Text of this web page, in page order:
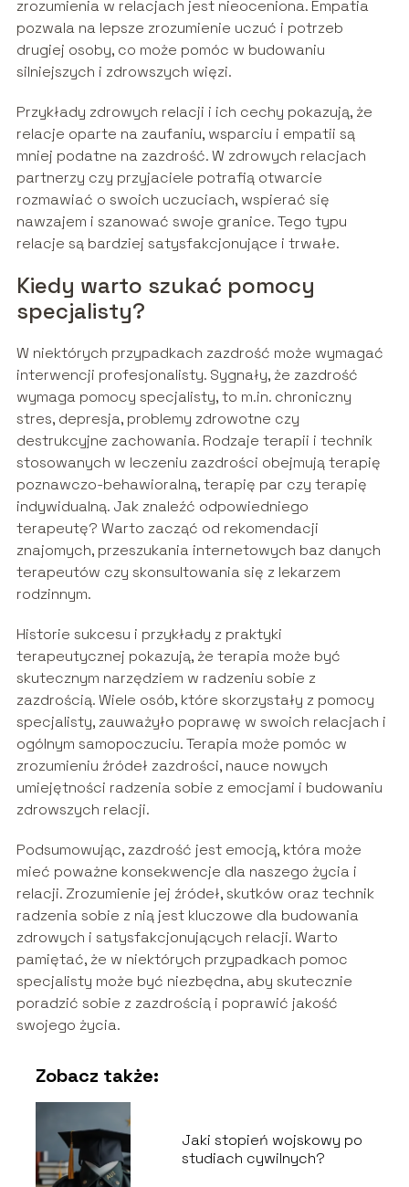
zrozumienia w relacjach jest nieoceniona. Empatia
pozwala na lepsze zrozumienie uczuć i potrzeb
drugiej osoby, co może pomóc w budowaniu
silniejszych i zdrowszych więzi.
Przykłady zdrowych relacji i ich cechy pokazują, że
relacje oparte na zaufaniu, wsparciu i empatii są
mniej podatne na zazdrość. W zdrowych relacjach
partnerzy czy przyjaciele potrafią otwarcie
rozmawiać o swoich uczuciach, wspierać się
nawzajem i szanować swoje granice. Tego typu
relacje są bardziej satysfakcjonujące i trwałe.
Kiedy warto szukać pomocy
specjalisty?
W niektórych przypadkach zazdrość może wymagać
interwencji profesjonalisty. Sygnały, że zazdrość
wymaga pomocy specjalisty, to m.in. chroniczny
stres, depresja, problemy zdrowotne czy
destrukcyjne zachowania. Rodzaje terapii i technik
stosowanych w leczeniu zazdrości obejmują terapię
poznawczo-behawioralną, terapię par czy terapię
indywidualną. Jak znaleźć odpowiedniego
terapeutę? Warto zacząć od rekomendacji
znajomych, przeszukania internetowych baz danych
terapeutów czy skonsultowania się z lekarzem
rodzinnym.
Historie sukcesu i przykłady z praktyki
terapeutycznej pokazują, że terapia może być
skutecznym narzędziem w radzeniu sobie z
zazdrością. Wiele osób, które skorzystały z pomocy
specjalisty, zauważyło poprawę w swoich relacjach i
ogólnym samopoczuciu. Terapia może pomóc w
zrozumieniu źródeł zazdrości, nauce nowych
umiejętności radzenia sobie z emocjami i budowaniu
zdrowszych relacji.
Podsumowując, zazdrość jest emocją, która może
mieć poważne konsekwencje dla naszego życia i
relacji. Zrozumienie jej źródeł, skutków oraz technik
radzenia sobie z nią jest kluczowe dla budowania
zdrowych i satysfakcjonujących relacji. Warto
pamiętać, że w niektórych przypadkach pomoc
specjalisty może być niezbędna, aby skutecznie
poradzić sobie z zazdrością i poprawić jakość
swojego życia.
Zobacz także:
Jaki stopień wojskowy po
studiach cywilnych?